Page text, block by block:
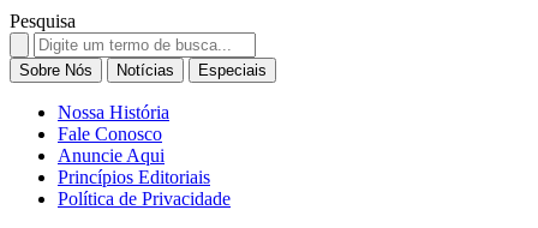
Pesquisa
Search
for:
Sobre Nós Notícias Especiais
Nossa História
Fale Conosco
Anuncie Aqui
Princípios Editoriais
Política de Privacidade